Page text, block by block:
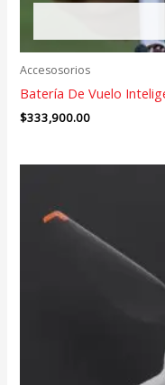
Accesosorios
Batería De Vuelo
$333,900.00